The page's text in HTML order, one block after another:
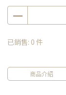
已銷售: 0 件
商品介紹